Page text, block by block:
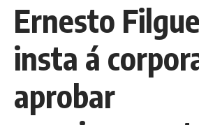
Ernesto
insta á
aprobar